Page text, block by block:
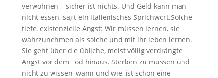
verwöhnen – sicher ist nichts. Und Geld kann man
nicht essen, sagt ein italienisches Sprichwort.Solche
tiefe, existenzielle Angst: Wir müssen lernen, sie
wahrzunehmen als solche und mit ihr leben lernen.
Sie geht über die übliche, meist völlig verdrängte
Angst vor dem Tod hinaus. Sterben zu müssen und
nicht zu wissen, wann und wie, ist schon eine